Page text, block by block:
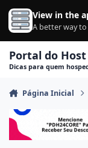
Ir para conteúdo
View in the
A better way
Portal do Host
Dicas para quem
Página Inicial